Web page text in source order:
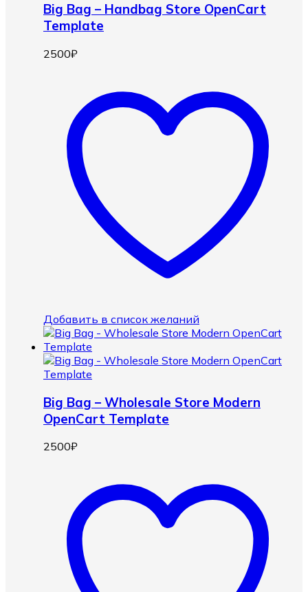
Big Bag – Handbag Store OpenCart
Template
2500₽
Добавить в список желаний
Big Bag – Wholesale Store Modern
OpenCart Template
2500₽